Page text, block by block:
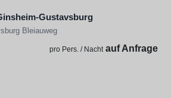
Gustavsburg
Bleiauweg
pro Pers. / Nacht auf Anfrage